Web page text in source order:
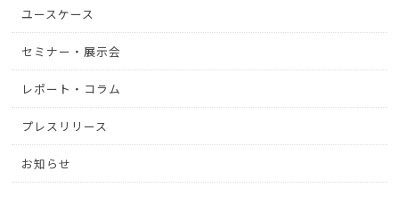
ユースケース
セミナー・展示会
レポート・コラム
プレスリリース
お知らせ